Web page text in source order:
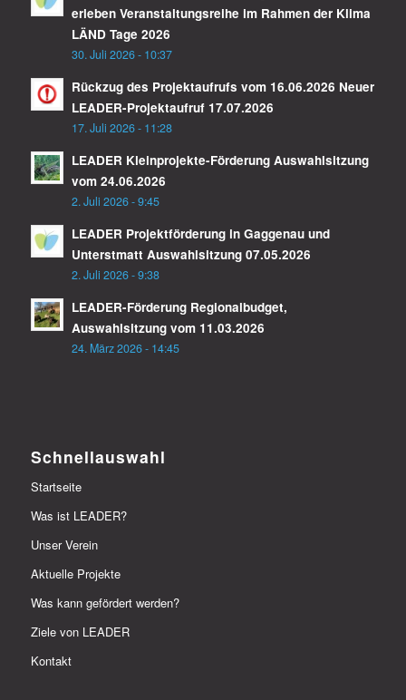
erleben Veranstaltungsreihe im Rahmen der Klima
LÄND Tage 2026
30. Juli 2026 - 10:37
Rückzug des Projektaufrufs vom 16.06.2026 Neuer
LEADER-Projektaufruf 17.07.2026
17. Juli 2026 - 11:28
LEADER Kleinprojekte-Förderung Auswahlsitzung
vom 24.06.2026
2. Juli 2026 - 9:45
LEADER Projektförderung in Gaggenau und
Unterstmatt Auswahlsitzung 07.05.2026
2. Juli 2026 - 9:38
LEADER-Förderung Regionalbudget,
Auswahlsitzung vom 11.03.2026
24. März 2026 - 14:45
Schnellauswahl
Startseite
Was ist LEADER?
Unser Verein
Aktuelle Projekte
Was kann gefördert werden?
Ziele von LEADER
Kontakt